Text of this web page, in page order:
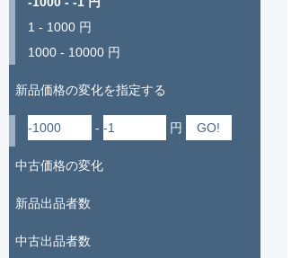
1 - 1000 円
1000 - 10000 円
新品価格の変化を指定する
- 円
中古価格の変化
新品出品者数
中古出品者数